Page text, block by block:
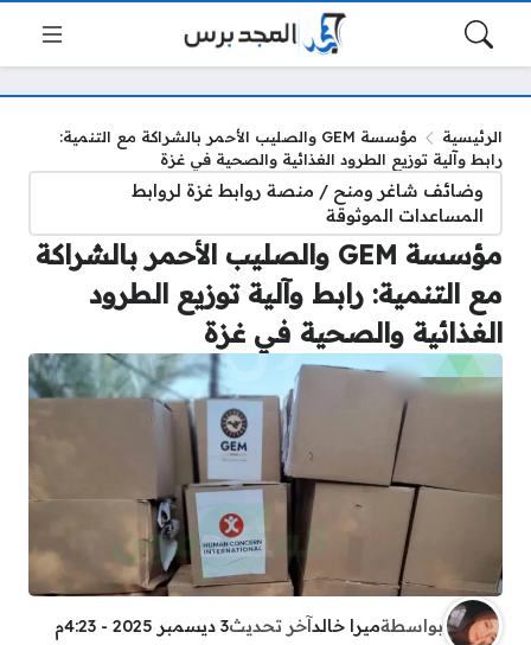
الرئيسية
مؤسسة GEM والصليب الأحمر بالشراكة مع التنمية:
رابط وآلية توزيع الطرود الغذائية والصحية في غزة
وضائف شاغر ومنح / منصة روابط غزة لروابط
المساعدات الموثوقة
مؤسسة GEM والصليب الأحمر بالشراكة
مع التنمية: رابط وآلية توزيع الطرود
الغذائية والصحية في غزة
بواسطةميرا خالدآخر تحديث3 ديسمبر 2025 - 4:23م